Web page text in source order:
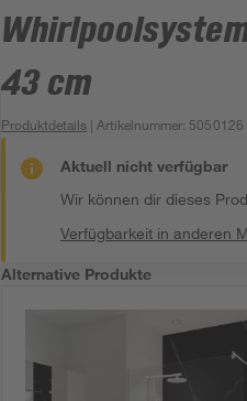
43 cm
Produktdetails | Artikelnummer: 5050126
Aktuell nicht verfügbar
Wir können dir dieses
Verfügbarkeit in anderen
Alternative Produkte